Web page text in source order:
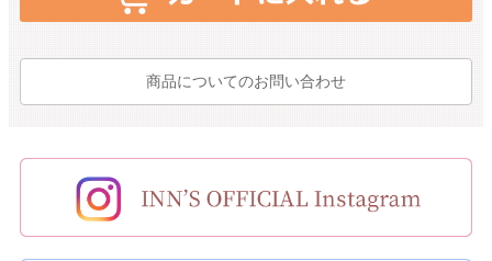
商品についてのお問い合わせ